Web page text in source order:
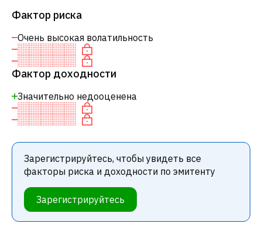
Фактор риска
Очень высокая волатильность
Фактор доходности
Значительно недооценена
Зарегистрируйтесь, чтобы увидеть все
факторы риска и доходности по эмитенту
Зарегистрируйтесь